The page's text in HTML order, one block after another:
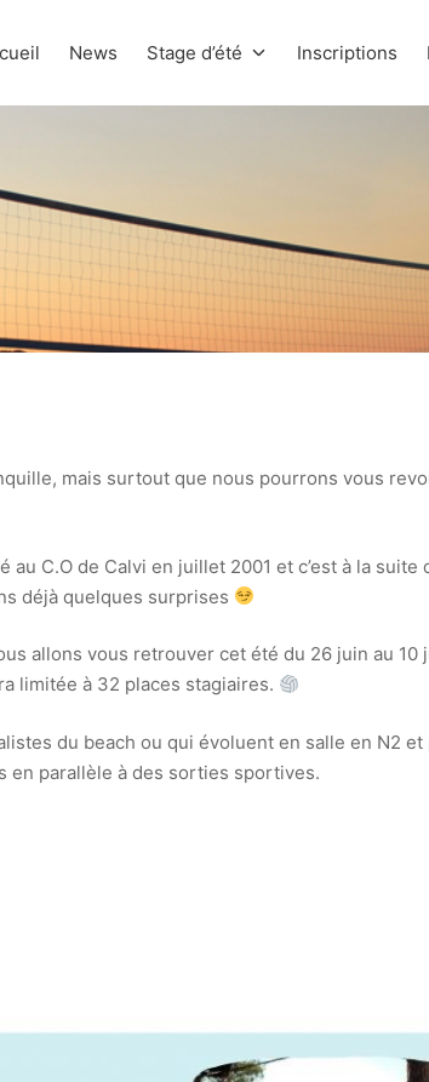
News Stage d’été Inscriptions
mais surtout que nous pourrons vous
C.O de Calvi en juillet 2001 et c’est à la suite
déjà quelques surprises
allons vous retrouver cet été du 26 juin au 10
limitée à 32 places stagiaires.
du beach ou qui évoluent en salle en N2 et
en parallèle à des sorties sportives.